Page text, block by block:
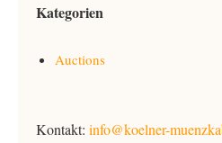
Kategorien
Auctions
Kontakt: info@koelner-